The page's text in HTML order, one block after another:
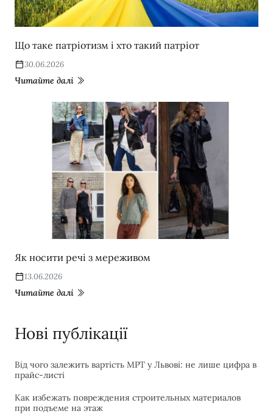
Що таке патріотизм і хто такий патріот
30.06.2026
Читайте далі
Як носити речі з мереживом
13.06.2026
Читайте далі
Нові публікації
Від чого залежить вартість МРТ у Львові: не лише цифра в
прайс-листі
Как избежать повреждения строительных материалов
при подъеме на этаж